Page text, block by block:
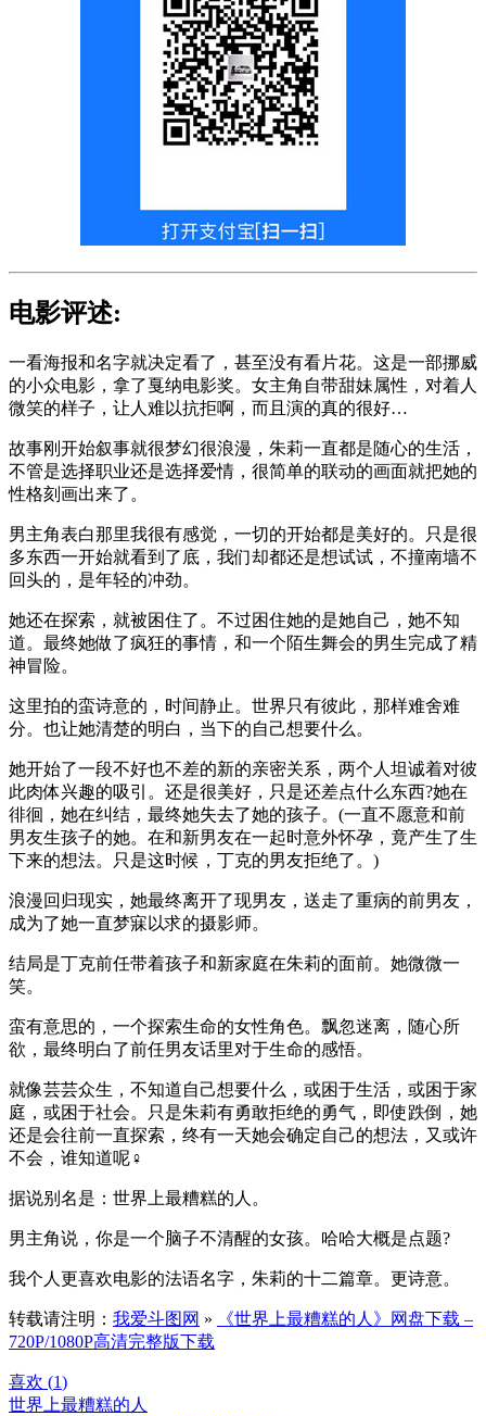
电影评述:
一看海报和名字就决定看了，甚至没有看片花。这是一部挪威
的小众电影，拿了戛纳电影奖。女主角自带甜妹属性，对着人
微笑的样子，让人难以抗拒啊，而且演的真的很好…
故事刚开始叙事就很梦幻很浪漫，朱莉一直都是随心的生活，
不管是选择职业还是选择爱情，很简单的联动的画面就把她的
性格刻画出来了。
男主角表白那里我很有感觉，一切的开始都是美好的。只是很
多东西一开始就看到了底，我们却都还是想试试，不撞南墙不
回头的，是年轻的冲劲。
她还在探索，就被困住了。不过困住她的是她自己，她不知
道。最终她做了疯狂的事情，和一个陌生舞会的男生完成了精
神冒险。
这里拍的蛮诗意的，时间静止。世界只有彼此，那样难舍难
分。也让她清楚的明白，当下的自己想要什么。
她开始了一段不好也不差的新的亲密关系，两个人坦诚着对彼
此肉体兴趣的吸引。还是很美好，只是还差点什么东西?她在
徘徊，她在纠结，最终她失去了她的孩子。(一直不愿意和前
男友生孩子的她。在和新男友在一起时意外怀孕，竟产生了生
下来的想法。只是这时候，丁克的男友拒绝了。)
浪漫回归现实，她最终离开了现男友，送走了重病的前男友，
成为了她一直梦寐以求的摄影师。
结局是丁克前任带着孩子和新家庭在朱莉的面前。她微微一
笑。
蛮有意思的，一个探索生命的女性角色。飘忽迷离，随心所
欲，最终明白了前任男友话里对于生命的感悟。
就像芸芸众生，不知道自己想要什么，或困于生活，或困于家
庭，或困于社会。只是朱莉有勇敢拒绝的勇气，即使跌倒，她
还是会往前一直探索，终有一天她会确定自己的想法，又或许
不会，谁知道呢‍♀️
据说别名是：世界上最糟糕的人。
男主角说，你是一个脑子不清醒的女孩。哈哈大概是点题?
我个人更喜欢电影的法语名字，朱莉的十二篇章。更诗意。
转载请注明： 我爱斗图网 »
《世界上最糟糕的人》网盘下载 –
720P/1080P高清完整版下载
喜欢 (1)
世界上最糟糕的人